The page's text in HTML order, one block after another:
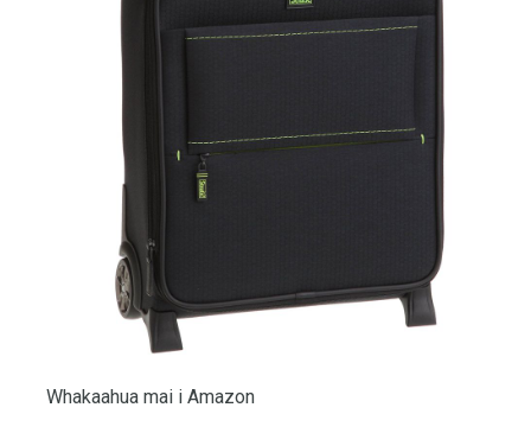
Whakaahua mai i Amazon